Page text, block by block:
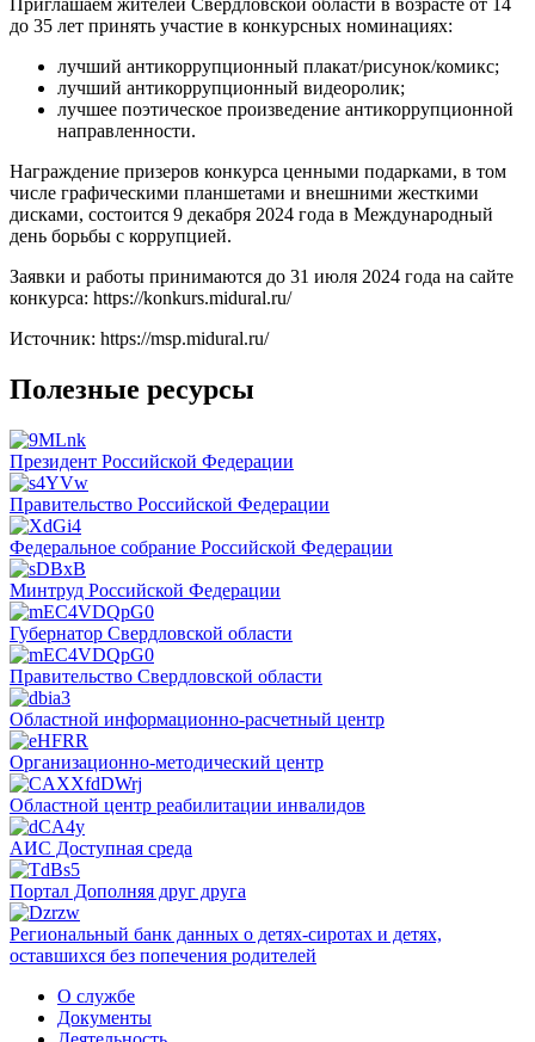
до 35 лет принять участие в конкурсных номинациях:
лучший антикоррупционный плакат/рисунок/комикс;
лучший антикоррупционный видеоролик;
лучшее поэтическое произведение антикоррупционной
направленности.
Награждение призеров конкурса ценными подарками, в том
числе графическими планшетами и внешними жесткими
дисками, состоится 9 декабря 2024 года в Международный
день борьбы с коррупцией.
Заявки и работы принимаются до 31 июля 2024 года на сайте
конкурса: https://konkurs.midural.ru/
Источник: https://msp.midural.ru/
Полезные ресурсы
Президент Российской Федерации
Правительство Российской Федерации
Федеральное собрание Российской Федерации
Минтруд Российской Федерации
Губернатор Свердловской области
Правительство Свердловской области
Областной информационно-расчетный центр
Организационно-методический центр
Областной центр реабилитации инвалидов
АИС Доступная среда
Портал Дополняя друг друга
Региональный банк данных о детях-сиротах и детях,
оставшихся без попечения родителей
О службе
Документы